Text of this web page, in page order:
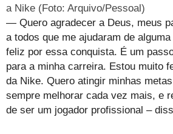
a Nike (Foto: Arquivo/Pessoal)
— Quero agradecer a Deus, meus
a todos que me ajudaram de
feliz por essa conquista. É um
para a minha carreira. Estou muito
da Nike. Quero atingir minhas
sempre melhorar cada vez mais, e
de ser um jogador profissional –